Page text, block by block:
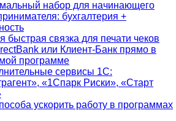
набор для начинающего
бухгалтерия +
быстрая связка для печати чеков
или Клиент-Банк прямо в
программе
сервисы 1С:
«1Спарк Риски», «Старт
ускорить работу в программах